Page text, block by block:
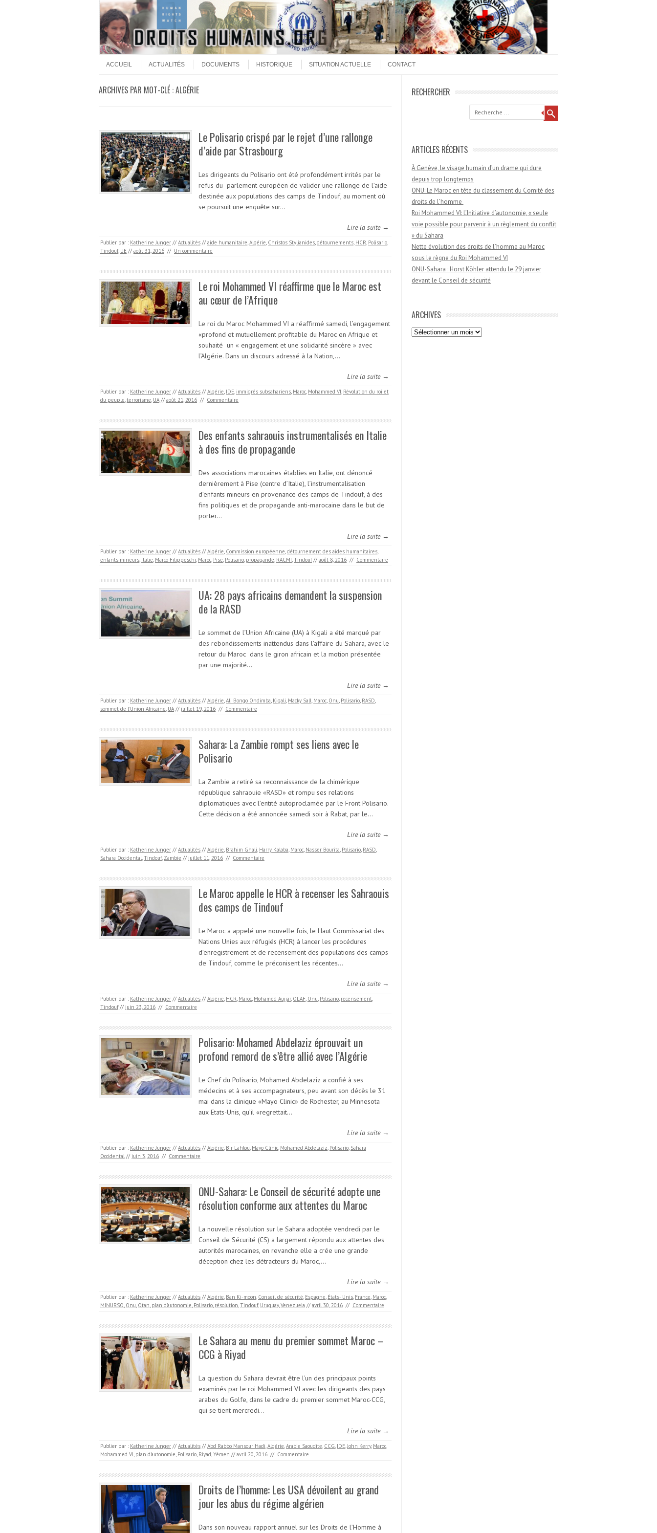
Menu
ACCUEIL
ACTUALITÉS DOCUMENTS HISTORIQUE SITUATION ACTUELLE CONTACT
ARCHIVES PAR MOT-CLÉ :ALGÉRIE
Le Polisario crispé par le rejet d’une rallonge
d’aide par Strasbourg
Les dirigeants du Polisario ont été profondément irrités par le
refus du parlement européen de valider une rallonge de l’aide
destinée aux populations des camps de Tindouf, au moment où
se poursuit une enquête sur…
Lire la suite →
Publier par : Katherine Junger // Actualités // aide humanitaire,Algérie, Christos Stylianides,détournements, HCR, Polisario,
Tindouf, UE // août 31, 2016 // Un commentaire
Le roi Mohammed VI réaffirme que le Maroc est
au cœur de l’Afrique
Le roi du Maroc Mohammed VI a réaffirmé samedi, l’engagement
«profond et mutuellement profitable du Maroc en Afrique et
souhaité un « engagement et une solidarité sincère » avec
l’Algérie. Dans un discours adressé à la Nation,…
Lire la suite →
Publier par : Katherine Junger // Actualités // Algérie, IDE, immigrés subsahariens, Maroc, Mohammed VI, Révolution du roi et
du peuple,terrorisme, UA // août 21, 2016 // Commentaire
Des enfants sahraouis instrumentalisés en Italie
à des fins de propagande
Des associations marocaines établies en Italie, ont dénoncé
dernièrement à Pise (centre d’Italie), l’instrumentalisation
d’enfants mineurs en provenance des camps de Tindouf, à des
fins politiques et de propagande anti-marocaine dans le but de
porter…
Lire la suite →
Publier par : Katherine Junger // Actualités // Algérie, Commission européenne,détournement des aides humanitaires,
enfants mineurs, Italie, Marco Filippeschi, Maroc, Pise, Polisario, propagande, RACMI,Tindouf // août 8, 2016 // Commentaire
UA: 28 pays africains demandent la suspension
de la RASD
Le sommet de l’Union Africaine (UA) à Kigali a été marqué par
des rebondissements inattendus dans l’affaire du Sahara, avec le
retour du Maroc dans le giron africain et la motion présentée
par une majorité…
Lire la suite →
Publier par : Katherine Junger // Actualités // Algérie,Ali Bongo Ondimba, Kigali, Macky Sall, Maroc, Onu, Polisario, RASD,
sommet de l'Union Africaine, UA // juillet 19, 2016 // Commentaire
Sahara: La Zambie rompt ses liens avec le
Polisario
La Zambie a retiré sa reconnaissance de la chimérique
république sahraouie «RASD» et rompu ses relations
diplomatiques avec l’entité autoproclamée par le Front Polisario.
Cette décision a été annoncée samedi soir à Rabat, par le…
Lire la suite →
Publier par : Katherine Junger // Actualités // Algérie, Brahim Ghali, Harry Kalaba, Maroc, Nasser Bourita, Polisario, RASD,
Sahara Occidental,Tindouf, Zambie // juillet 11, 2016 // Commentaire
Le Maroc appelle le HCR à recenser les Sahraouis
des camps de Tindouf
Le Maroc a appelé une nouvelle fois, le Haut Commissariat des
Nations Unies aux réfugiés (HCR) à lancer les procédures
d’enregistrement et de recensement des populations des camps
de Tindouf, comme le préconisent les récentes…
Lire la suite →
Publier par : Katherine Junger // Actualités // Algérie, HCR, Maroc, Mohamed Aujjar, OLAF, Onu, Polisario, recensement,
Tindouf // juin 23, 2016 // Commentaire
Polisario: Mohamed Abdelaziz éprouvait un
profond remord de s’être allié avec l’Algérie
Le Chef du Polisario, Mohamed Abdelaziz a confié à ses
médecins et à ses accompagnateurs, peu avant son décès le 31
mai dans la clinique «Mayo Clinic» de Rochester, au Minnesota
aux Etats-Unis, qu’il «regrettait…
Lire la suite →
Publier par : Katherine Junger // Actualités // Algérie, Bir Lahlou, Mayo Clinic, Mohamed Abdelaziz, Polisario, Sahara
Occidental // juin 3, 2016 // Commentaire
ONU-Sahara: Le Conseil de sécurité adopte une
résolution conforme aux attentes du Maroc
La nouvelle résolution sur le Sahara adoptée vendredi par le
Conseil de Sécurité (CS) a largement répondu aux attentes des
autorités marocaines, en revanche elle a crée une grande
déception chez les détracteurs du Maroc,…
Lire la suite →
Publier par : Katherine Junger // Actualités // Algérie, Ban Ki-moon, Conseil de sécurité, Espagne, États- Unis, France, Maroc,
MINURSO, Onu, Otan, plan d’autonomie, Polisario, résolution,Tindouf, Uruguay,Venezuela // avril 30, 2016 // Commentaire
Le Sahara au menu du premier sommet Maroc –
CCG à Riyad
La question du Sahara devrait être l’un des principaux points
examinés par le roi Mohammed VI avec les dirigeants des pays
arabes du Golfe, dans le cadre du premier sommet Maroc-CCG,
qui se tient mercredi…
Lire la suite →
Publier par : Katherine Junger // Actualités // Abd Rabbo Mansour Hadi,Algérie,Arabie Saoudite, CCG, IDE,John Kerry, Maroc,
Mohammed VI, plan d’autonomie, Polisario, Riyad,Yémen // avril 20, 2016 // Commentaire
Droits de l’homme: Les USA dévoilent au grand
jour les abus du régime algérien
Dans son nouveau rapport annuel sur les Droits de l’Homme à
RECHERCHER
ARTICLES RÉCENTS
À Genève, le visage humain d’un drame qui dure
depuis trop longtemps
ONU: Le Maroc en tête du classement du Comité des
droits de l’homme
Roi Mohammed VI: L’Initiative d’autonomie, « seule
voie possible pour parvenir à un règlement du conflit
» du Sahara
Nette évolution des droits de l’homme au Maroc
sous le règne du Roi Mohammed VI
ONU-Sahara : Horst Köhler attendu le 29 janvier
devant le Conseil de sécurité
ARCHIVES
Archives